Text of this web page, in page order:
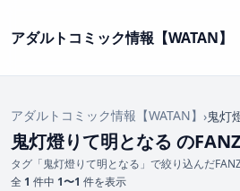
アダルトコミック情報【WATAN】
アダルトコミック情報【WATAN】 ›鬼灯
鬼灯燈りて明となる の
タグ「鬼灯燈りて明となる」で絞り込んだ
全 1 件中 1〜1 件を表示